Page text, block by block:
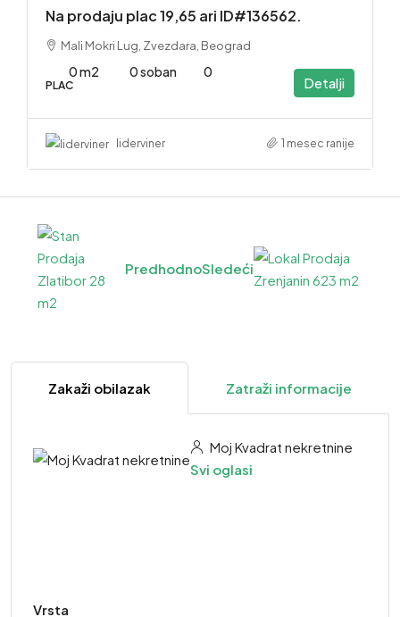
Na prodaju plac 19,65 ari ID#136562.
Mali Mokri Lug, Zvezdara, Beograd
0 m2 0 soban 0
PLAC Detalji
liderviner 1 mesec ranije
PredhodnoSledeći
Zakaži obilazak Zatraži informacije
Moj Kvadrat nekretnine
Svi oglasi
Vrsta